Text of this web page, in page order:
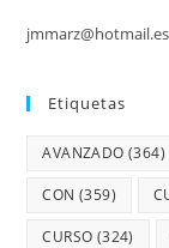
jmmarz@hotmail.es
Etiquetas
AVANZADO (364)
CON (359)
CURSO (324)